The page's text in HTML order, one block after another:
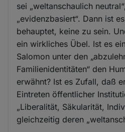
sei „weltanschaulich
„evidenzbasiert“. Dann ist
behauptet, keine zu sein.
ein wirkliches Übel. Ist es
Salomon unter den
Familienidentitäten“ den
erwähnt? Ist es Zufall, daß
Eintreten öffentlicher
„Liberalität, Säkularität,
gleichzeitig deren